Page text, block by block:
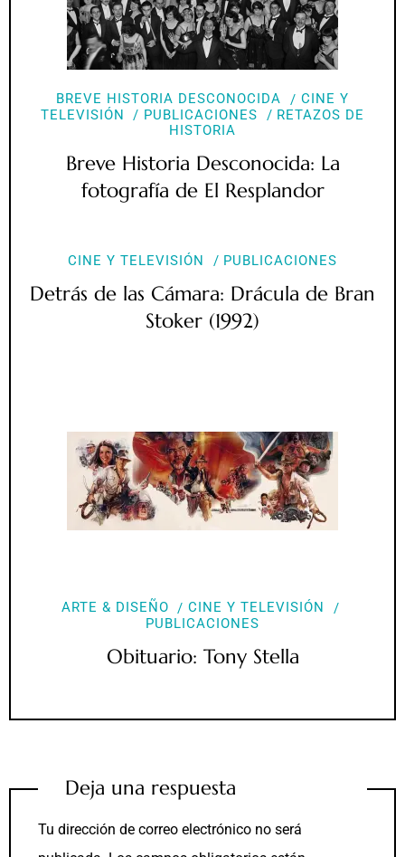
BREVE HISTORIA DESCONOCIDA
CINE Y
TELEVISIÓN
PUBLICACIONES
RETAZOS DE
HISTORIA
Breve Historia Desconocida: La
fotografía de El Resplandor
CINE Y TELEVISIÓN PUBLICACIONES
Detrás de las Cámara: Drácula de Bran
Stoker (1992)
ARTE & DISEÑO
CINE Y TELEVISIÓN
PUBLICACIONES
Obituario: Tony Stella
Deja una respuesta
Tu dirección de correo electrónico no será